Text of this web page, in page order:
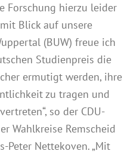
Forschung hierzu leider
Blick auf unsere
(BUW) freue ich
Studienpreis die
ermutigt werden, ihre
zu tragen und
so der CDU-
Wahlkreise Remscheid
Peter Nettekoven. „Mit